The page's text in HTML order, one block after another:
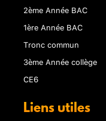
2ème Année BAC
1ère Année BAC
Tronc commun
3ème Année collège
CE6
Liens utiles